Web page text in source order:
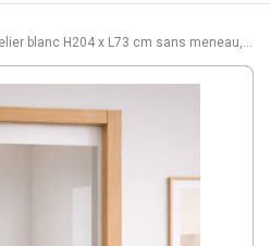
H204 x L73 cm sans meneau, Galandage, kit de finition